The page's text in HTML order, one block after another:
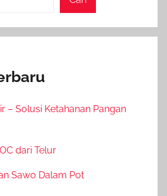
– Solusi Ketahanan Pangan
dari Telur
Sawo Dalam Pot